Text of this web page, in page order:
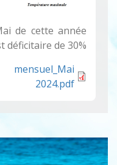
de cette année
déficitaire de 30%.
2024.pdf